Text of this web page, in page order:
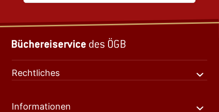
Rechtliches
Informationen